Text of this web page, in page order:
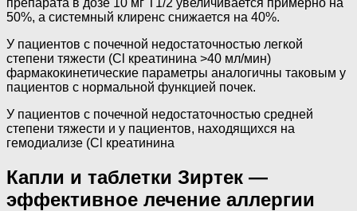
50%, а системный клиренс снижается на 40%.
У пациентов с почечной недостаточностью легкой
степени тяжести (Cl креатинина >40 мл/мин)
фармакокинетические параметры аналогичны таковым у
пациентов с нормальной функцией почек.
У пациентов с почечной недостаточностью средней
степени тяжести и у пациентов, находящихся на
гемодиализе (Cl креатинина
Капли и таблетки Зиртек —
эффективное лечение аллергии